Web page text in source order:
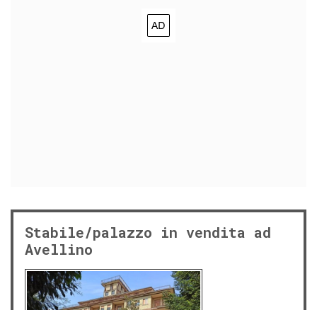
Stabile/palazzo in vendita ad
Avellino